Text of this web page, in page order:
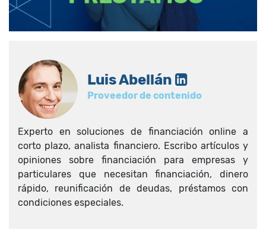
Luis Abellán
Proveedor de contenido
Experto en soluciones de financiación online a
corto plazo, analista financiero. Escribo artículos y
opiniones sobre financiación para empresas y
particulares que necesitan financiación, dinero
rápido, reunificación de deudas, préstamos con
condiciones especiales.